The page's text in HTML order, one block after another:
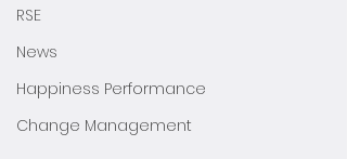
RSE
News
Happiness Performance
Change Management